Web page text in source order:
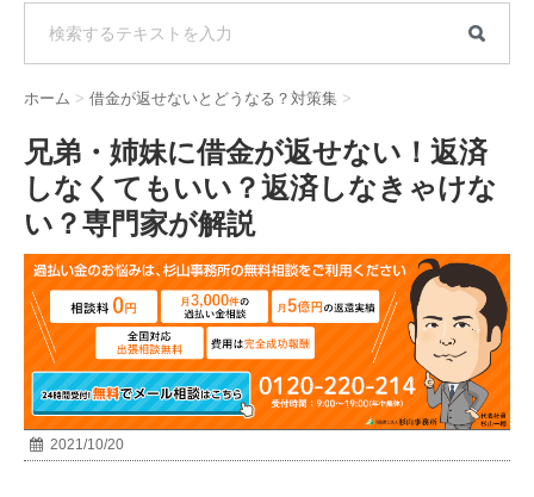
ホーム > 借金が返せないとどうなる？対策集 >
兄弟・姉妹に借金が返せない！返済
しなくてもいい？返済しなきゃけな
い？専門家が解説
2021/10/20